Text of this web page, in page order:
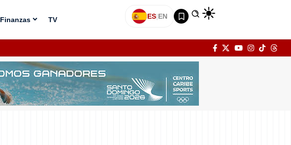
Finanzas TV ES|EN